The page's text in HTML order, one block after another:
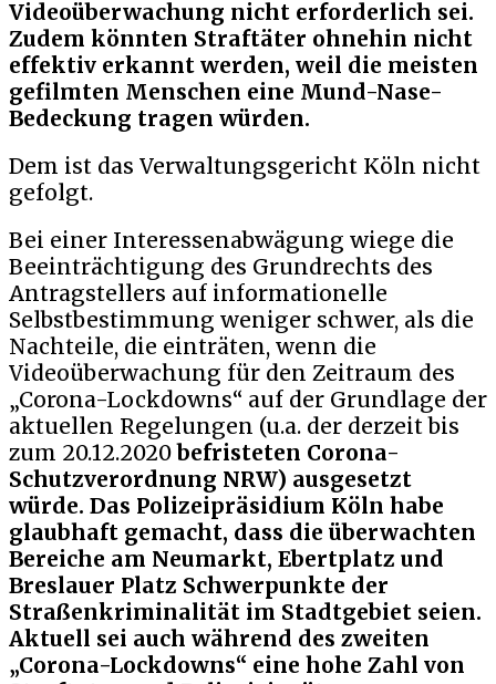
Videoüberwachung nicht erforderlich sei.
Zudem könnten Straftäter ohnehin nicht
effektiv erkannt werden, weil die meisten
gefilmten Menschen eine Mund-Nase-
Bedeckung tragen würden.
Dem ist das Verwaltungsgericht Köln nicht
gefolgt.
Bei einer Interessenabwägung wiege die
Beeinträchtigung des Grundrechts des
Antragstellers auf informationelle
Selbstbestimmung weniger schwer, als die
Nachteile, die einträten, wenn die
Videoüberwachung für den Zeitraum des
„Corona-Lockdowns“ auf der Grundlage der
aktuellen Regelungen (u.a. der derzeit bis
zum 20.12.2020befristeten Corona-
Schutzverordnung NRW) ausgesetzt
würde. Das Polizeipräsidium Köln habe
glaubhaft gemacht, dass die überwachten
Bereiche am Neumarkt, Ebertplatz und
Breslauer Platz Schwerpunkte der
Straßenkriminalität im Stadtgebiet seien.
Aktuell sei auch während des zweiten
„Corona-Lockdowns“ eine hohe Zahl von